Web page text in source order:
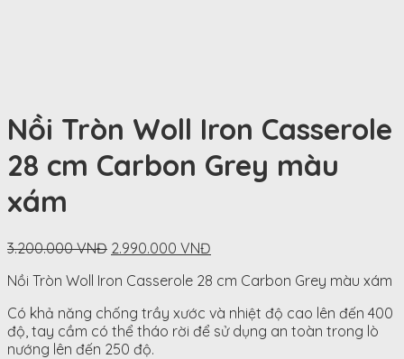
Nồi Tròn Woll Iron Casserole
28 cm Carbon Grey màu
xám
3.200.000VNĐ Original
was:
VNĐ.
2.990.000 VNĐ
is:
VNĐ.
Nồi Tròn Woll Iron Casserole 28 cm Carbon Grey màu xám
Có khả năng chống trầy xước và nhiệt độ cao lên đến 400
độ, tay cầm có thể tháo rời để sử dụng an toàn trong lò
nướng lên đến 250 độ.